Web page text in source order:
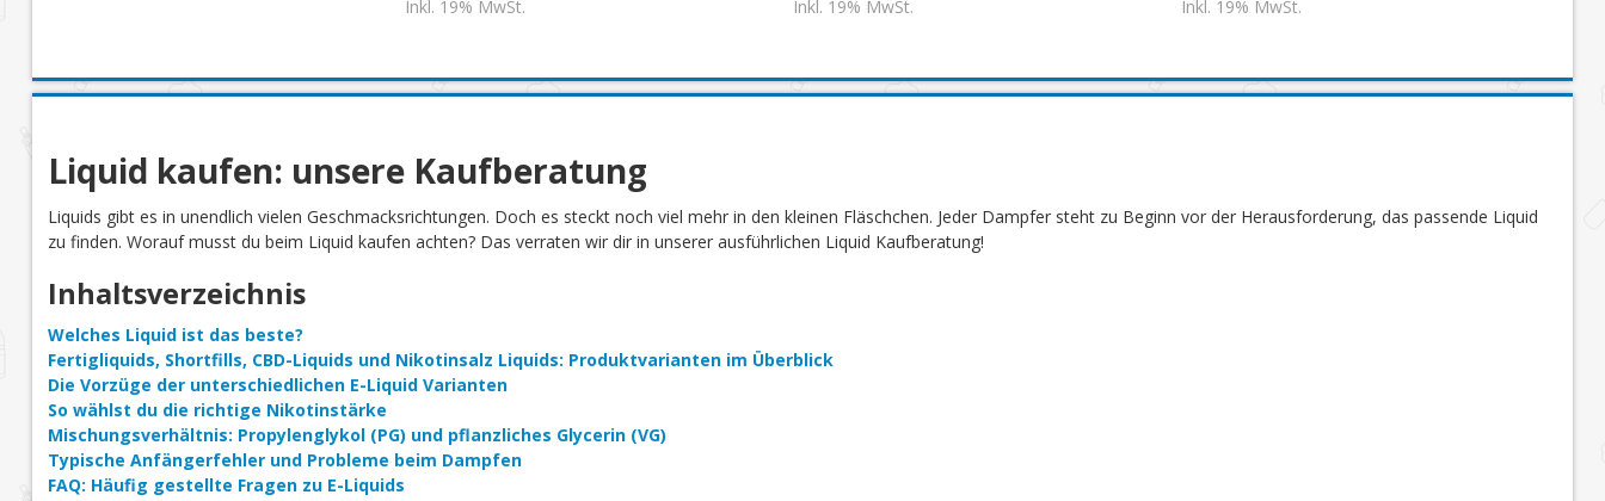
Inkl. 19% MwSt. Inkl. 19% MwSt. Inkl. 19% MwSt.
Liquid kaufen: unsere Kaufberatung
Liquids gibt es in unendlich vielen Geschmacksrichtungen. Doch es steckt noch viel mehr in den kleinen Fläschchen. Jeder Dampfer steht zu Beginn vor der Herausforderung, das passende Liquid
zu finden. Worauf musst du beim Liquid kaufen achten? Das verraten wir dir in unserer ausführlichen Liquid Kaufberatung!
Inhaltsverzeichnis
Welches Liquid ist das beste?
Fertigliquids, Shortfills, CBD-Liquids und Nikotinsalz Liquids: Produktvarianten im Überblick
Die Vorzüge der unterschiedlichen E-Liquid Varianten
So wählst du die richtige Nikotinstärke
Mischungsverhältnis: Propylenglykol (PG) und pflanzliches Glycerin (VG)
Typische Anfängerfehler und Probleme beim Dampfen
FAQ: Häufig gestellte Fragen zu E-Liquids